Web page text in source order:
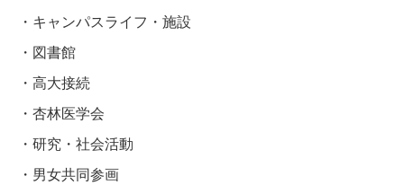
キャンパスライフ・施設
図書館
高大接続
杏林医学会
研究・社会活動
男女共同参画